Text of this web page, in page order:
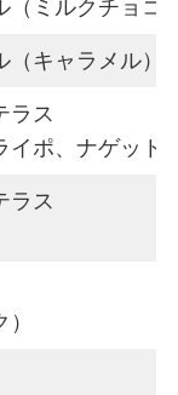
（ミルクチョコ
キャラメル）
ラス
イポ、ナゲット
ラス